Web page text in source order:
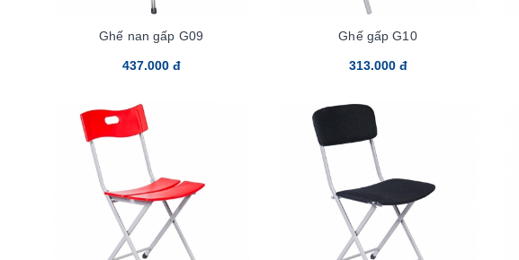
Ghế nan gấp G09
437.000 đ
Ghế gấp G10
313.000 đ